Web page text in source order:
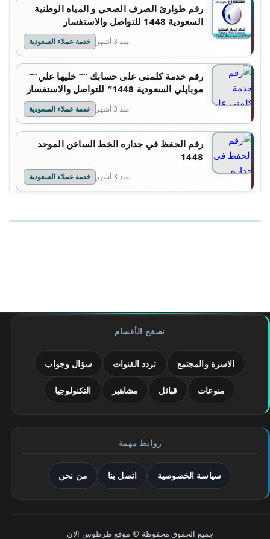
رقم طوارئ الصرف الصحي و المياه الوطنية
السعودية 1448 للتواصل والاستفسار
منذ 3 أشهر خدمة عملاء السعودية
رقم خدمة كلمنى على حسابك “” خليها علي””
موبايلي السعودية 1448″ للتواصل والاستفسار
منذ 3 أشهر خدمة عملاء السعودية
رقم الحفظ في جداره الخط الساخن الموحد
1448
منذ 3 أشهر خدمة عملاء السعودية
تصفح الأقسام
الاسرة والمجتمع تردد القنوات سؤال وجواب
منوعات قبائل مشاهير التكنولوجيا
روابط مهمة
سياسة الخصوصية اتصل بنا من نحن
جميع الحقوق محفوظة © موقع طرطوس الان